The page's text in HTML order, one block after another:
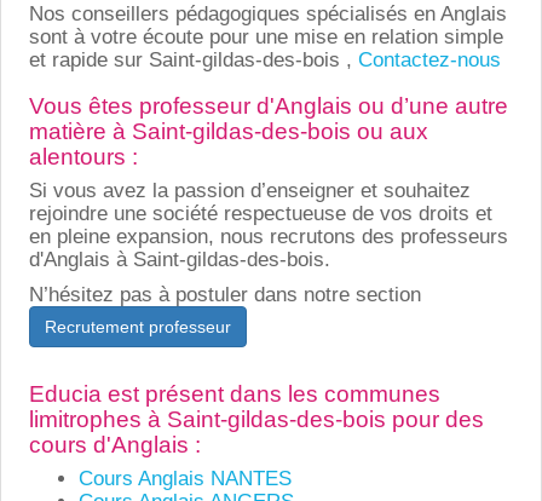
Nos conseillers pédagogiques spécialisés en Anglais
sont à votre écoute pour une mise en relation simple
et rapide sur Saint-gildas-des-bois , Contactez-nous
Vous êtes professeur d'Anglais ou d’une autre
matière à Saint-gildas-des-bois ou aux
alentours :
Si vous avez la passion d’enseigner et souhaitez
rejoindre une société respectueuse de vos droits et
en pleine expansion, nous recrutons des professeurs
d'Anglais à Saint-gildas-des-bois.
N’hésitez pas à postuler dans notre section
Recrutement professeur
Educia est présent dans les communes
limitrophes à Saint-gildas-des-bois pour des
cours d'Anglais :
Cours Anglais NANTES